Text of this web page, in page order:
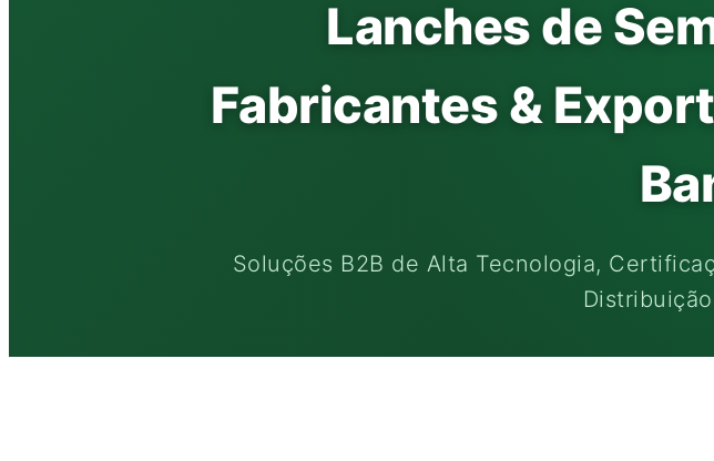
Lanches de
Fabricantes &
Soluções B2B de Alta Tecnologia,